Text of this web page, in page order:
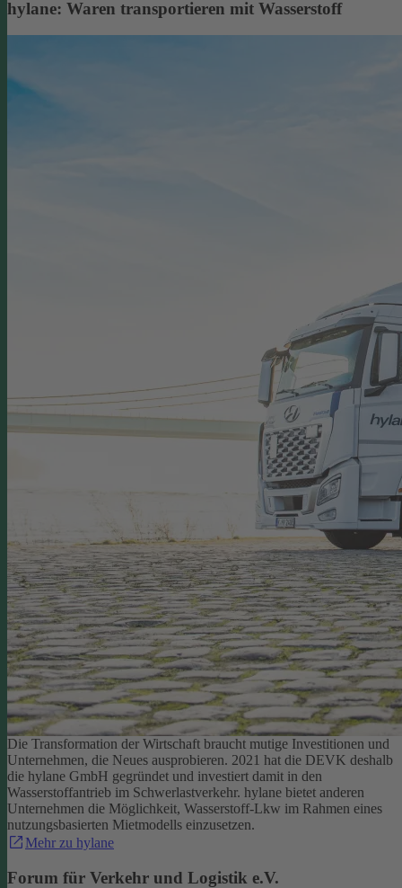
hylane: Waren transportieren mit Wasserstoff
Die Transformation der Wirtschaft braucht mutige Investitionen und
Unternehmen, die Neues ausprobieren. 2021 hat die DEVK deshalb
die hylane GmbH gegründet und investiert damit in den
Wasserstoffantrieb im Schwerlastverkehr. hylane bietet anderen
Unternehmen die Möglichkeit, Wasserstoff-Lkw im Rahmen eines
nutzungsbasierten Mietmodells einzusetzen.
Mehr zu hylane
Forum für Verkehr und Logistik e.V.